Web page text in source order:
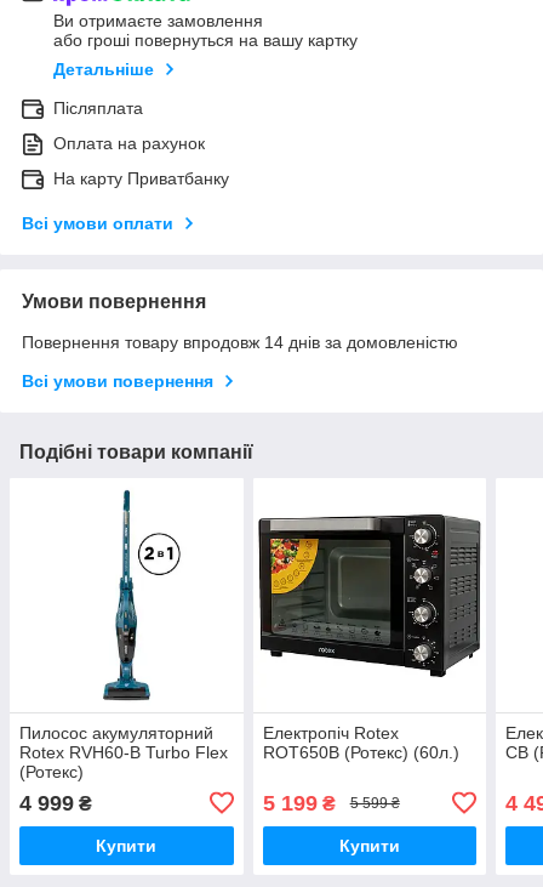
Ви отримаєте замовлення
або гроші повернуться на вашу картку
Детальніше
Післяплата
Оплата на рахунок
На карту Приватбанку
Всі умови оплати
Умови повернення
Повернення товару впродовж 14 днів за домовленістю
Всі умови повернення
Подібні товари компанії
Пилосос акумуляторний
Rotex RVH60-B Turbo Flex
(Ротекс)
4 999 ₴
Купити
Електропіч Rotex
ROT650B (Ротекс) (60л.)
5 199₴ 5 599 ₴
Купити
СВ
4